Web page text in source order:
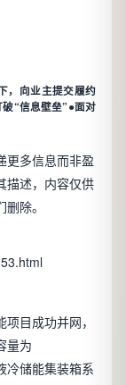
，向业主提交履约
“信息壁垒”●面对
更多信息而非盈
描述，内容仅供
除。
目成功并网，
量为
冷储能集装箱系